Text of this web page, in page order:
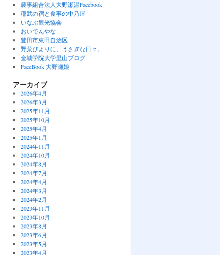
農事組合法人大野瀬温Facebook
稲武の宿と食事の中乃屋
いなぶ観光協会
おいでんやな
豊田市東田自治区
野菜びよりに、うさぎな日々。
金城学院大学里山ブログ
FaceBook 大野瀬娘
アーカイブ
2026年4月
2026年3月
2025年11月
2025年10月
2025年4月
2025年1月
2024年11月
2024年10月
2024年8月
2024年7月
2024年4月
2024年3月
2024年2月
2023年11月
2023年10月
2023年8月
2023年6月
2023年5月
2023年4月